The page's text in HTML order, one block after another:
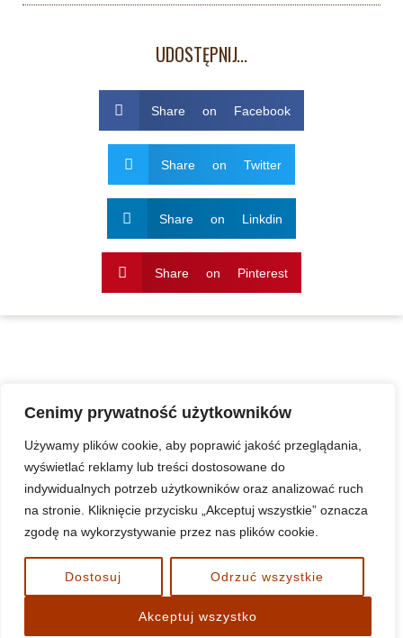
Cenimy prywatność użytkowników
Używamy plików cookie, aby poprawić jakość przeglądania,
wyświetlać reklamy lub treści dostosowane do
indywidualnych potrzeb użytkowników oraz analizować ruch
na stronie. Kliknięcie przycisku „Akceptuj wszystkie” oznacza
zgodę na wykorzystywanie przez nas plików cookie.
Dostosuj Odrzuć wszystkie
Akceptuj wszystko
UDOSTĘPNIJ...
Share on Facebook
Share on Twitter
Share on Linkdin
Share on Pinterest
Standardy Ochrony Małoletnich w duszpasterstwie
www.nnmp-bialogard.pl